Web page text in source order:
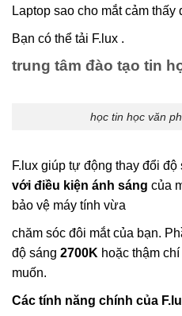
Laptop sao cho mắt cảm thấy
Bạn có thể tải F.lux .
trung tâm đào tạo tin
học tin học văn
F.lux giúp tự động thay đổi
với điều kiện ánh sáng của
bảo vệ máy tính vừa
chăm sóc đôi mắt của bạn.
độ sáng 2700K hoặc thậm chí
muốn.
Các tính năng chính của